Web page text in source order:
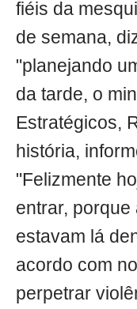
fiéis da
de semana,
"planejando
da tarde, o
Estratégicos,
história,
"Felizmente
entrar,
estavam lá
acordo com
perpetrar